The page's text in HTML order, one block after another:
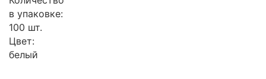
в упаковке:
100 шт.
Цвет:
белый